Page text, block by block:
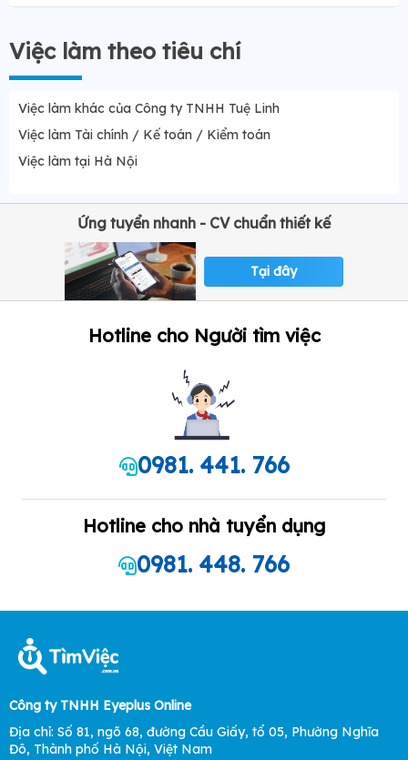
Việc làm theo tiêu chí
Việc làm khác của Công ty TNHH Tuệ Linh
Việc làm Tài chính / Kế toán / Kiểm toán
Việc làm tại Hà Nội
Ứng tuyển nhanh - CV chuẩn thiết kế
Tại đây
Hotline cho Người tìm việc
0981. 441. 766
Hotline cho nhà tuyển dụng
0981. 448. 766
Công ty TNHH Eyeplus Online
Địa chỉ: Số 81, ngõ 68, đường Cầu Giấy, tổ 05, Phường Nghĩa
Đô, Thành phố Hà Nội, Việt Nam